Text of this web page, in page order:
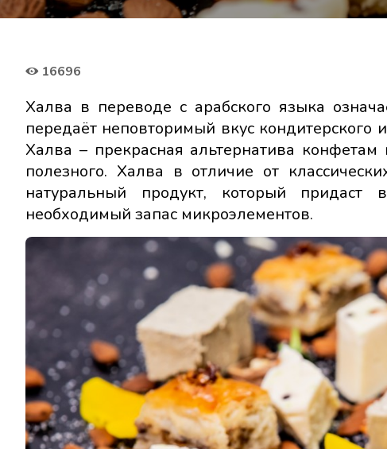
16696
Халва в переводе с арабского языка
передаёт неповторимый вкус кондитерского
Халва – прекрасная альтернатива
полезного. Халва в отличие от
натуральный продукт, который придаст
необходимый запас микроэлементов.